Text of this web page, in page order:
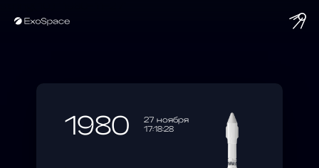
1980
27 ноября
17:18:28